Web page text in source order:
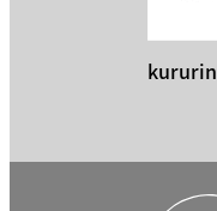
kururin